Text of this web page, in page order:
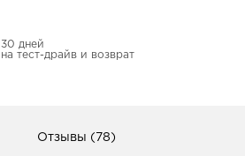
30 дней
на тест-драйв и возврат
Отзывы (78)